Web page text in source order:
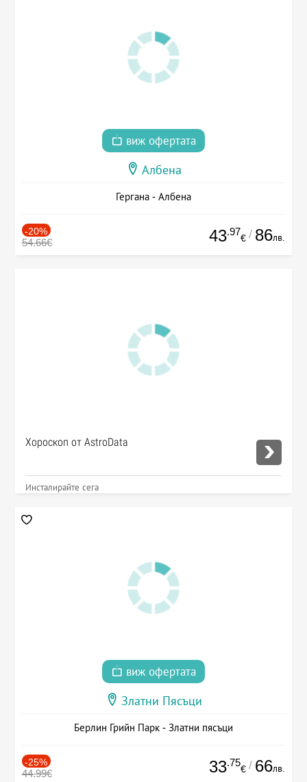
виж офертата
Албена
Гергана - Албена
-20%
54.66€ 43.97
€ / 86лв.
Хороскоп от AstroData
Инсталирайте сега
виж офертата
Златни Пясъци
Берлин Грийн Парк - Златни пясъци
-25%
44.99€ 33.75
€ / 66лв.